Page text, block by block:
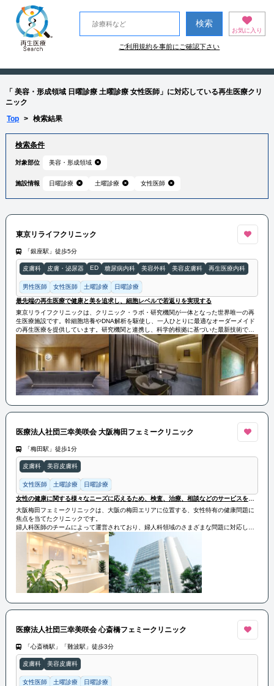
お気に入り
ご利用規約を事前にご確認下さい
「 美容・形成領域 日曜診療 土曜診療 女性医師」に対応している再生医療クリ
ニック
Top > 検索結果
検索条件
対象部位 美容・形成領域
施設情報 日曜診療 土曜診療 女性医師
東京リライフクリニック
「銀座駅」徒歩5分
皮膚科 皮膚・泌尿器 ED 糖尿病内科 美容外科 美容皮膚科 再生医療内科
男性医師 女性医師 土曜診療 日曜診療
最先端の再生医療で健康と美を追求し、細胞レベルで若返りを実現する
東京リライフクリニックは、クリニック・ラボ・研究機関が一体となった世界唯一の再
生医療施設です。幹細胞培養やDNA解析を駆使し、一人ひとりに最適なオーダーメイド
の再生医療を提供しています。研究機関と連携し、科学的根拠に基づいた最新技術で細
胞レベルの健康と若返りをサポートします。
医療法人社団三幸美咲会 大阪梅田フェミークリニック
「梅田駅」徒歩1分
皮膚科 美容皮膚科
女性医師 土曜診療 日曜診療
女性の健康に関する様々なニーズに応えるため、検査、治療、相談などのサービスを提供しています
大阪梅田フェミークリニックは、大阪の梅田エリアに位置する、女性特有の健康問題に
焦点を当てたクリニックです。
婦人科医師のチームによって運営されており、婦人科領域のさまざまな問題に対応して
います。
その実績は、患者の安全と快適さを重視し、高度な医療技術と最新の設備を提供するこ
とによって築かれています。
女性の健康に関する様々なニーズに応えるため、検査、治療、相談などのサービスを提
供しています。
医療法人社団三幸美咲会 心斎橋フェミークリニック
「心斎橋駅」「難波駅」徒歩3分
皮膚科 美容皮膚科
女性医師 土曜診療 日曜診療